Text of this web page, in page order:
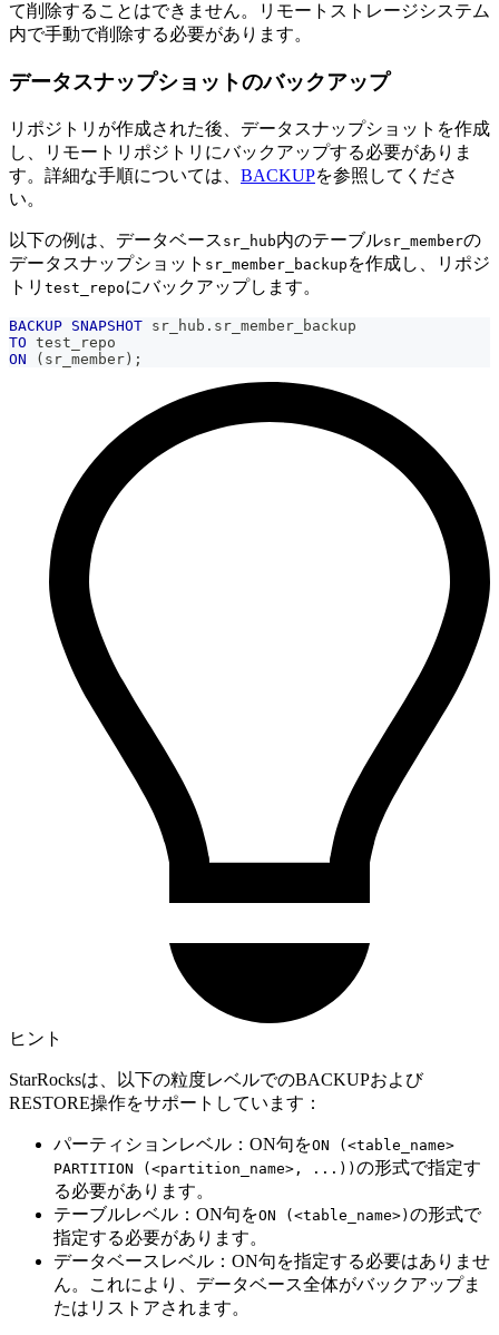
て削除することはできません。リモートストレージシステム
内で手動で削除する必要があります。
データスナップショットのバックアップ
リポジトリが作成された後、データスナップショットを作成
し、リモートリポジトリにバックアップする必要がありま
す。詳細な手順については、 BACKUPを参照してくださ
い。
以下の例は、データベース sr_hub内のテーブルsr_memberの
データスナップショット sr_member_backup を作成し、リポジ
トリ test_repoにバックアップします。
BACKUP SNAPSHOT sr_hub . sr_member_backup
TO test_repo
ON
( sr_member) ;
ヒント
StarRocksは、以下の粒度レベルでのBACKUPおよび
RESTORE操作をサポートしています：
パーティションレベル：ON句をON (<table_name>
PARTITION (<partition_name>, ...)) の形式で指定す
る必要があります。
テーブルレベル：ON句をON (<table_name>) の形式で
指定する必要があります。
データベースレベル：ON句を指定する必要はありませ
ん。これにより、データベース全体がバックアップま
たはリストアされます。